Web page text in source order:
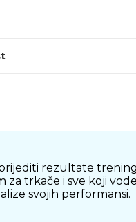
rezultate
trkače i sve koji
svojih performansi.